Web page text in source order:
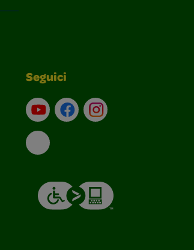
Seguici
Su YouTube
ContattiProfilo Instagram
Email